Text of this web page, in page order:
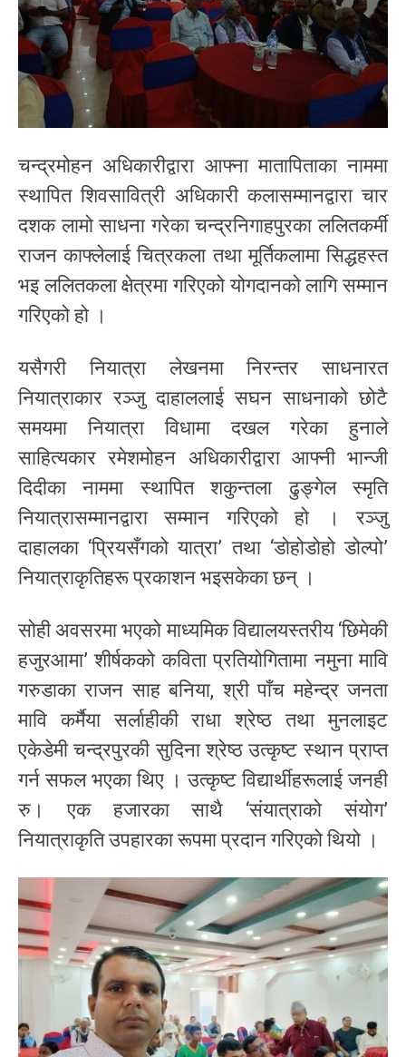
चन्द्रमोहन अधिकारीद्वारा आफ्ना मातापिताका नाममा
स्थापित शिवसावित्री अधिकारी कलासम्मानद्वारा चार
दशक लामो साधना गरेका चन्द्रनिगाहपुरका ललितकर्मी
राजन काफ्लेलाई चित्रकला तथा मूर्तिकलामा सिद्धहस्त
भइ ललितकला क्षेत्रमा गरिएको योगदानको लागि सम्मान
गरिएको हो ।
यसैगरी नियात्रा लेखनमा निरन्तर साधनारत
नियात्राकार रञ्जु दाहाललाई सघन साधनाको छोटै
समयमा नियात्रा विधामा दखल गरेका हुनाले
साहित्यकार रमेशमोहन अधिकारीद्वारा आफ्नी भान्जी
दिदीका नाममा स्थापित शकुन्तला ढुङ्गेल स्मृति
नियात्रासम्मानद्वारा सम्मान गरिएको हो । रञ्जु
दाहालका ‘प्रियसँगको यात्रा’ तथा ‘डोहोडोहो डोल्पो’
नियात्राकृतिहरू प्रकाशन भइसकेका छन् ।
सोही अवसरमा भएको माध्यमिक विद्यालयस्तरीय ‘छिमेकी
हजुरआमा’ शीर्षकको कविता प्रतियोगितामा नमुना मावि
गरुडाका राजन साह बनिया, श्री पाँच महेन्द्र जनता
मावि कर्मैया सर्लाहीकी राधा श्रेष्ठ तथा मुनलाइट
एकेडेमी चन्द्रपुरकी सुदिना श्रेष्ठ उत्कृष्ट स्थान प्राप्त
गर्न सफल भएका थिए । उत्कृष्ट विद्यार्थीहरूलाई जनही
रु। एक हजारका साथै ‘संयात्राको संयोग’
नियात्राकृति उपहारका रूपमा प्रदान गरिएको थियो ।